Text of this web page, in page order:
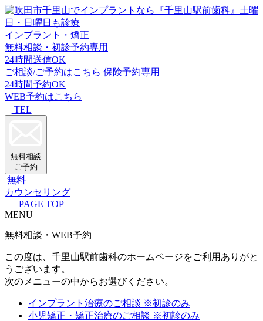
インプラント・矯正
無料相談・初診予約専用
24時間送信OK
ご相談/ご予約はこちら 保険予約専用
24時間予約OK
WEB予約はこちら
TEL
無料相談
ご予約
無料
カウンセリング
PAGE TOP
MENU
無料相談・WEB予約
この度は、千里山駅前歯科のホームページをご利用ありがと
うございます。
次のメニューの中からお選びください。
インプラント治療のご相談 ※初診のみ
小児矯正・矯正治療のご相談 ※初診のみ